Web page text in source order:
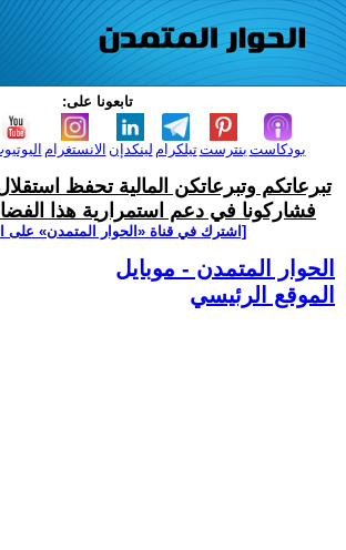
تابعونا على:
الانستغرام لينكدإن تيلكرامبنترست بودكاست
تبرعاتكم وتبرعاتكن المالية تحفظ
فشاركونا في دعم استمرارية هذا
[اشترك في قناة ‫«الحوار المتمدن» على
الحوار المتمدن - موبايل
الموقع الرئيسي